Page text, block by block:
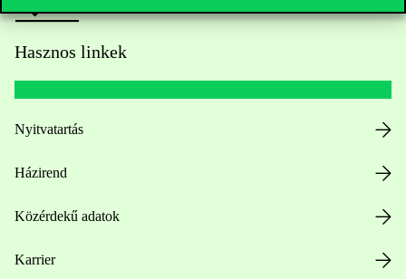
Hasznos linkek
Nyitvatartás
Házirend
Közérdekű adatok
Karrier